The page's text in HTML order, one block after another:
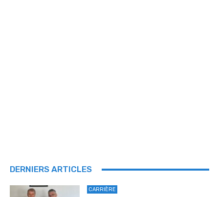
DERNIERS ARTICLES
CARRIÈRE